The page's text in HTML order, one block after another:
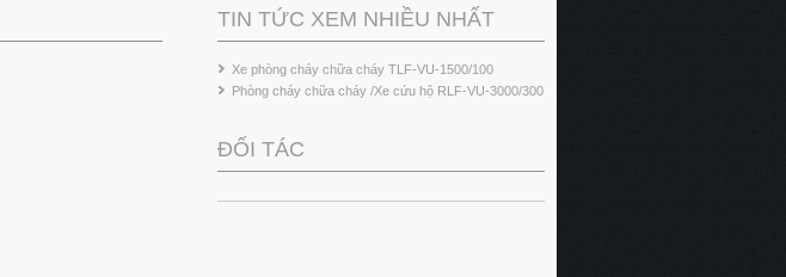
TIN TỨC XEM NHIỀU NHẤT
Xe phòng cháy chữa cháy TLF-VU-1500/100
Phòng cháy chữa cháy /Xe cứu hộ RLF-VU-3000/300
ĐỐI TÁC